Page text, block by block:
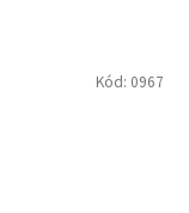
Kód: 0967